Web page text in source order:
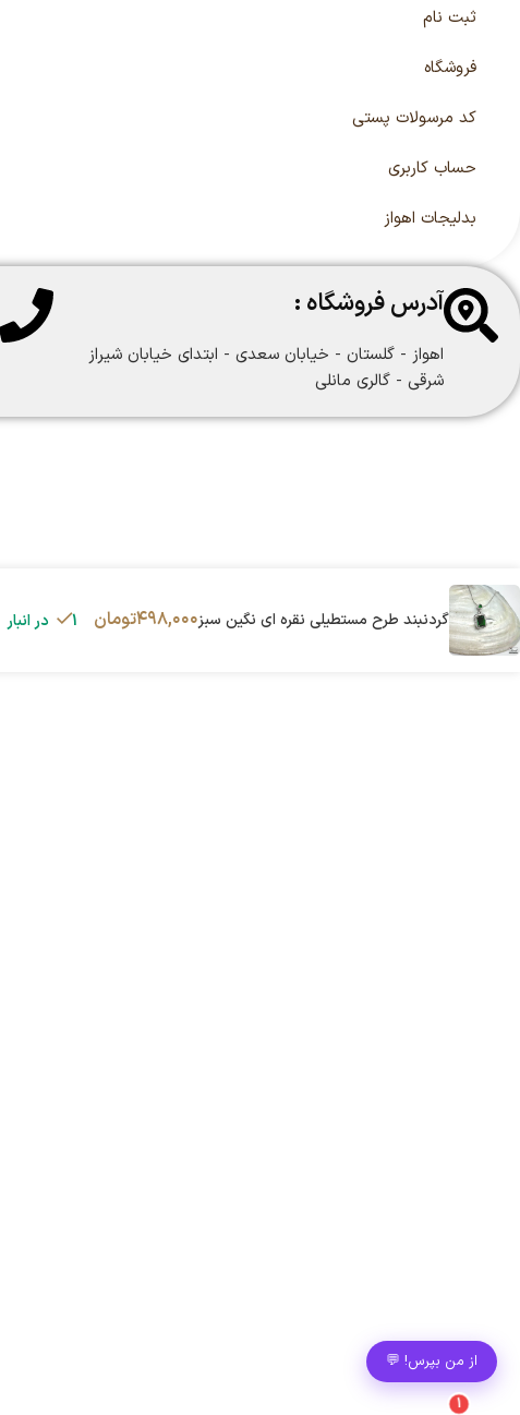
ثبت نام
فروشگاه
کد مرسولات پستی
حساب کاربری
بدلیجات اهواز
آدرس فروشگاه :
اهواز - گلستان - خیابان سعدی - ابتدای خیابان شیراز
شرقی - گالری مانلی
گردنبند طرح مستطیلی نقره ای نگین سبز۴۹۸,۰۰۰تومان 1 در انبار
از من بپرس! 💬
1